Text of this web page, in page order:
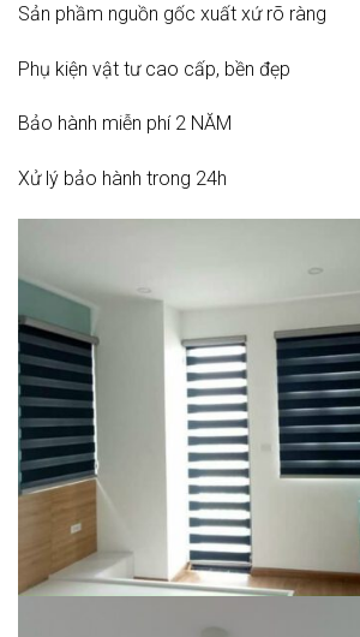
Sản phầm nguồn gốc xuất xứ rõ ràng
Phụ kiện vật tư cao cấp, bền đẹp
Bảo hành miễn phí 2 NĂM
Xử lý bảo hành trong 24h